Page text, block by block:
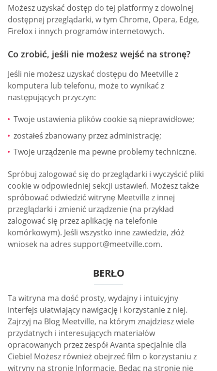
Możesz uzyskać dostęp do tej platformy z dowolnej
dostępnej przeglądarki, w tym Chrome, Opera, Edge,
Firefox i innych programów internetowych.
Co zrobić, jeśli nie możesz wejść na stronę?
Jeśli nie możesz uzyskać dostępu do Meetville z
komputera lub telefonu, może to wynikać z
następujących przyczyn:
Twoje ustawienia plików cookie są nieprawidłowe;
zostałeś zbanowany przez administrację;
Twoje urządzenie ma pewne problemy techniczne.
Spróbuj zalogować się do przeglądarki i wyczyścić pliki
cookie w odpowiedniej sekcji ustawień. Możesz także
spróbować odwiedzić witrynę Meetville z innej
przeglądarki i zmienić urządzenie (na przykład
zalogować się przez aplikację na telefonie
komórkowym). Jeśli wszystko inne zawiedzie, złóż
wniosek na adres support@meetville.com.
BERŁO
Ta witryna ma dość prosty, wydajny i intuicyjny
interfejs ułatwiający nawigację i korzystanie z niej.
Zajrzyj na Blog Meetville, na którym znajdziesz wiele
przydatnych i interesujących materiałów
opracowanych przez zespół Avanta specjalnie dla
Ciebie! Możesz również obejrzeć film o korzystaniu z
witryny na stronie Informacje. Będąc na stronie nie